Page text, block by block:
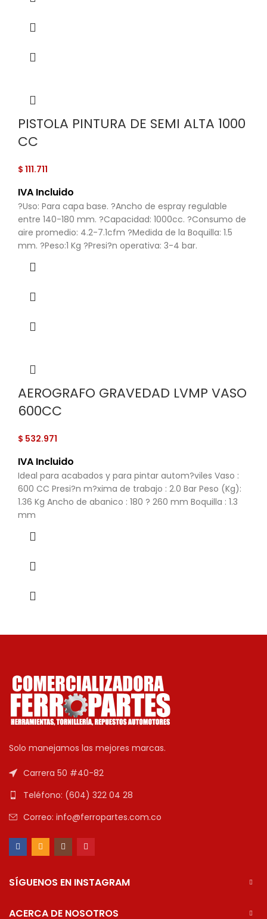
PISTOLA PINTURA DE SEMI ALTA 1000
CC
$ 111.711
IVA Incluido
?Uso: Para capa base. ?Ancho de espray regulable
entre 140-180 mm. ?Capacidad: 1000cc. ?Consumo de
aire promedio: 4.2-7.1cfm ?Medida de la Boquilla: 1.5
mm. ?Peso:1 Kg ?Presi?n operativa: 3-4 bar.
AEROGRAFO GRAVEDAD LVMP VASO
600CC
$ 532.971
IVA Incluido
Ideal para acabados y para pintar autom?viles Vaso :
600 CC Presi?n m?xima de trabajo : 2.0 Bar Peso (Kg):
1.36 Kg Ancho de abanico : 180 ? 260 mm Boquilla : 1.3
mm
Solo manejamos las mejores marcas.
Carrera 50 #40-82
Teléfono: (604) 322 04 28
Correo: info@ferropartes.com.co
SÍGUENOS EN INSTAGRAM
ACERCA DE NOSOTROS